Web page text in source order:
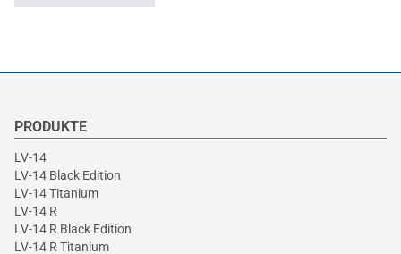
PRODUKTE
LV-14
LV-14 Black Edition
LV-14 Titanium
LV-14 R
LV-14 R Black Edition
LV-14 R Titanium